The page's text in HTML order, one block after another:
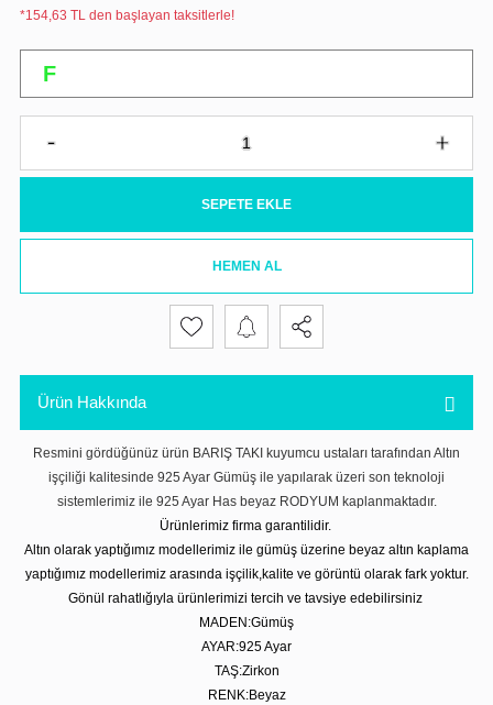
*154,63 TL den başlayan taksitlerle!
SEPETE EKLE
HEMEN AL
Ürün Hakkında
Resmini gördüğünüz ürün BARIŞ TAKI kuyumcu ustaları tarafından Altın
işçiliği kalitesinde 925 Ayar Gümüş ile yapılarak üzeri son teknoloji
sistemlerimiz ile 925 Ayar Has beyaz RODYUM kaplanmaktadır.
Ürünlerimiz firma garantilidir.
Altın olarak yaptığımız modellerimiz ile gümüş üzerine beyaz altın kaplama
yaptığımız modellerimiz arasında işçilik,kalite ve görüntü olarak fark yoktur.
Gönül rahatlığıyla ürünlerimizi tercih ve tavsiye edebilirsiniz
MADEN:Gümüş
AYAR:925 Ayar
TAŞ:Zirkon
RENK:Beyaz